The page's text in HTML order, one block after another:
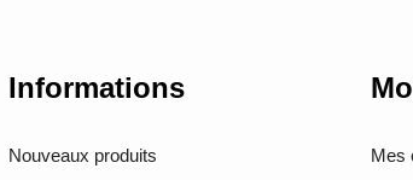
Informations
Nouveaux produits Mes